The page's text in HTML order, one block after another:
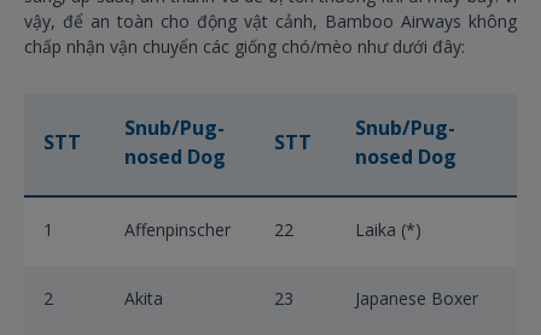
vậy, để an toàn cho động vật cảnh, Bamboo Airways không
chấp nhận vận chuyển các giống chó/mèo như dưới đây:
STT
Snub/Pug-
nosed Dog
STT
Snub/Pug-
nosed Dog
1 Affenpinscher 22 Laika (*)
2 Akita 23 Japanese Boxer